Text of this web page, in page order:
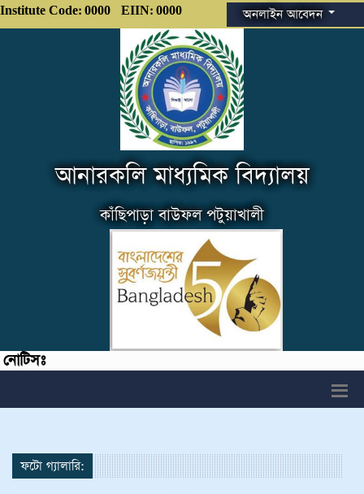
Institute Code: 0000 EIIN: 0000 অনলাইন আবেদন
আনারকলি মাধ্যমিক বিদ্যালয়
কাঁছিপাড়া বাউফল পটুয়াখালী
নোটিসঃ
ফটো গ্যালারি: